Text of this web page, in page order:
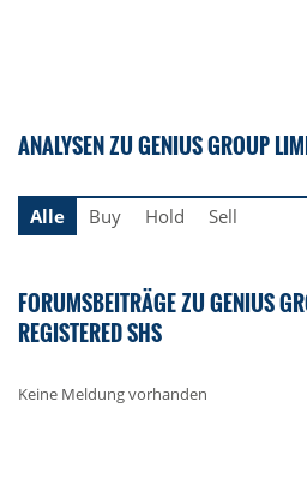
ANALYSEN ZU GENIUS GROUP
Alle
Buy Hold Sell
FORUMSBEITRÄGE ZU GENIUS
REGISTERED SHS
Keine Meldung vorhanden